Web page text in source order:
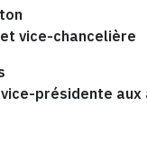
vice-chancelière
présidente